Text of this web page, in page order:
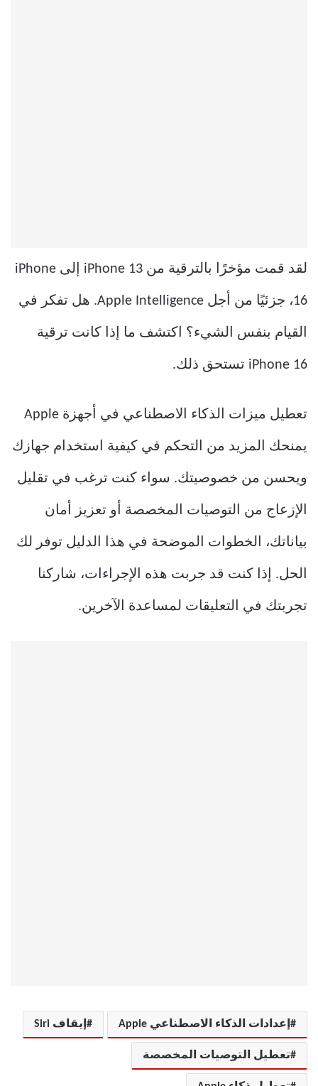
لقد قمت مؤخرًا بالترقية من iPhone 13 إلى iPhone
16، جزئيًا من أجل Apple Intelligence. هل تفكر في
القيام بنفس الشيء؟ اكتشف ما إذا كانت ترقية
iPhone 16 تستحق ذلك.
تعطيل ميزات الذكاء الاصطناعي في أجهزة Apple
يمنحك المزيد من التحكم في كيفية استخدام جهازك
ويحسن من خصوصيتك. سواء كنت ترغب في تقليل
الإزعاج من التوصيات المخصصة أو تعزيز أمان
بياناتك، الخطوات الموضحة في هذا الدليل توفر لك
الحل. إذا كنت قد جربت هذه الإجراءات، شاركنا
تجربتك في التعليقات لمساعدة الآخرين.
إعدادات الذكاء الاصطناعي Apple إيقاف Siri
تعطيل التوصيات المخصصة